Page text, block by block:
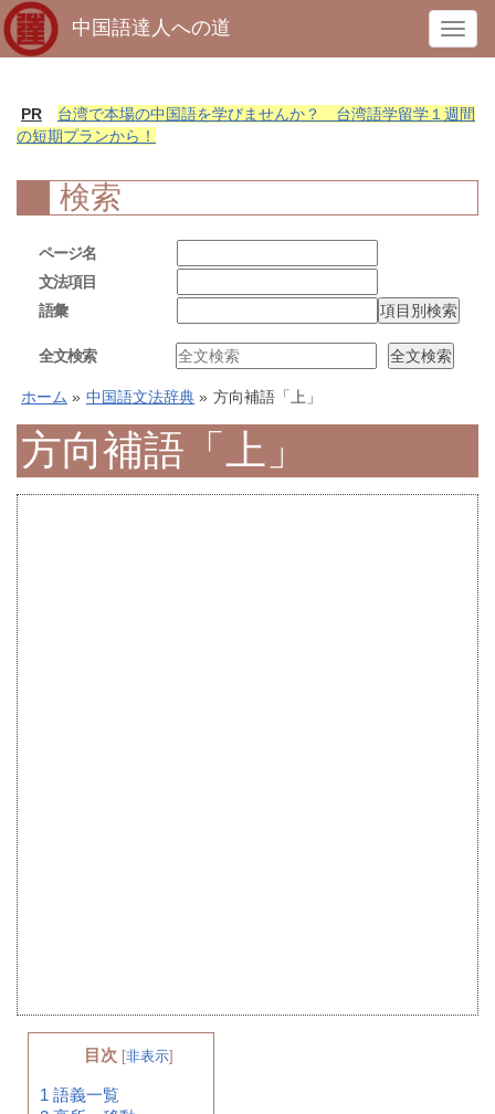
T
o
g
n
a
a
t
i
中国語達人への道
PR
台湾で本場の中国語を学びませんか？ 台湾語学留学１週間
の短期プランから！
検索
ページ名
文法項目
語彙
全文検索
ホーム » 中国語文法辞典 » 方向補語「上」
方向補語「上」
目次 [非表示]
1 語義一覧